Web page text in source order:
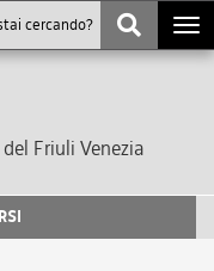
Friuli Venezia